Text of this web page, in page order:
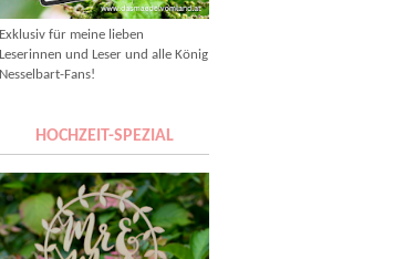
Exklusiv für meine lieben
Leserinnen und Leser und alle König
Nesselbart-Fans!
HOCHZEIT-SPEZIAL